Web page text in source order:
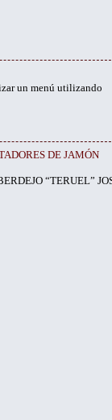
un menú utilizando
DE JAMÓN
“TERUEL”